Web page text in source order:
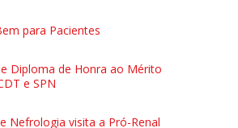
para Pacientes
Diploma de Honra ao Mérito
e SPN
Nefrologia visita a Pró-Renal